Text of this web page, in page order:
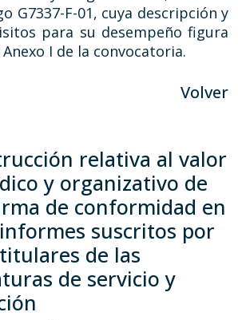
G7337-F-01, cuya descripción y
para su desempeño figura
Anexo I de la convocatoria.
Volver
relativa al valor
y organizativo de
de conformidad en
suscritos por
de las
de servicio y